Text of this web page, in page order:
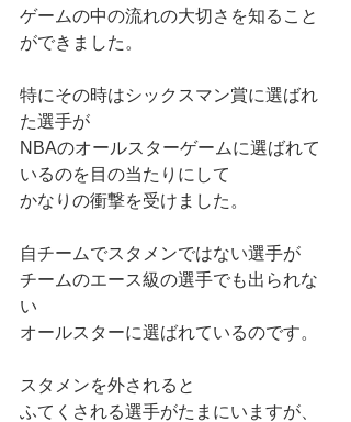
ゲームの中の流れの大切さを知ること
ができました。
特にその時はシックスマン賞に選ばれ
た選手が
NBAのオールスターゲームに選ばれて
いるのを目の当たりにして
かなりの衝撃を受けました。
自チームでスタメンではない選手が
チームのエース級の選手でも出られな
い
オールスターに選ばれているのです。
スタメンを外されると
ふてくされる選手がたまにいますが、